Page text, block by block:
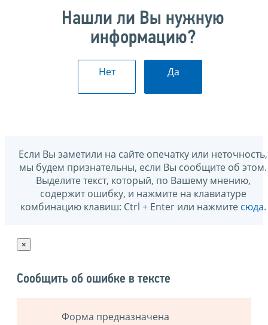
Нашли ли Вы нужную
информацию?
Нет Да
Если Вы заметили на сайте опечатку или неточность,
мы будем признательны, если Вы сообщите об этом.
Выделите текст, который, по Вашему мнению,
содержит ошибку, и нажмите на клавиатуре
комбинацию клавиш: Ctrl + Enter или нажмите сюда.
×
Сообщить об ошибке в тексте
Форма предназначена